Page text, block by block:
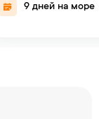
9 дней на море